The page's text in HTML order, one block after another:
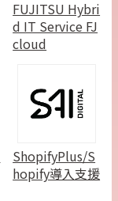
FUJITSU Hybri
d IT Service FJ
cloud
ShopifyPlus/S
hopify導入支援